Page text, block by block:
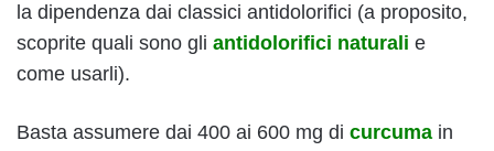
la dipendenza dai classici antidolorifici (a proposito,
scoprite quali sono gli antidolorifici naturali e
come usarli).
Basta assumere dai 400 ai 600 mg di curcuma in